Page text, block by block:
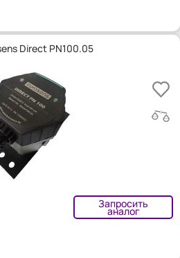
Direct PN100.05
Запросить
аналог